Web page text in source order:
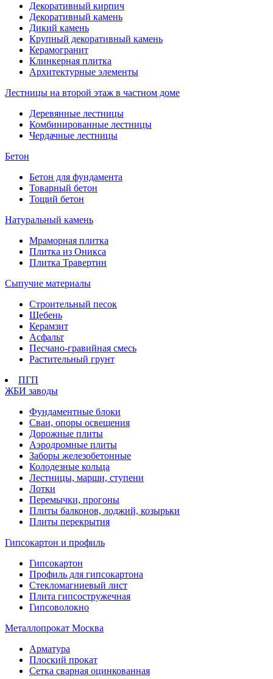
Декоративный кирпич
Декоративный камень
Дикий камень
Крупный декоративный камень
Керамогранит
Клинкерная плитка
Архитектурные элементы
Лестницы на второй этаж в частном доме
Деревянные лестницы
Комбинированные лестницы
Чердачные лестницы
Бетон
Бетон для фундамента
Товарный бетон
Тощий бетон
Натуральный камень
Мраморная плитка
Плитка из Оникса
Плитка Травертин
Сыпучие материалы
Строительный песок
Щебень
Керамзит
Асфальт
Песчано-гравийная смесь
Растительный грунт
ПГП
ЖБИ заводы
Фундаментные блоки
Сваи, опоры освещения
Дорожные плиты
Аэродромные плиты
Заборы железобетонные
Колодезные кольца
Лестницы, марши, ступени
Лотки
Перемычки, прогоны
Плиты балконов, лоджий, козырьки
Плиты перекрытия
Гипсокартон и профиль
Гипсокартон
Профиль для гипсокартона
Стекломагниевый лист
Плита гипсостружечная
Гипсоволокно
Металлопрокат Москва
Арматура
Плоский прокат
Сетка сварная оцинкованная